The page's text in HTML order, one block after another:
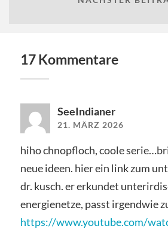
17 Kommentare
SeeIndianer
21. MÄRZ 2026
hiho chnopfloch, coole
neue ideen. hier ein link zum
dr. kusch. er erkundet
energienetze, passt irgendwie
https://www.youtube.com/